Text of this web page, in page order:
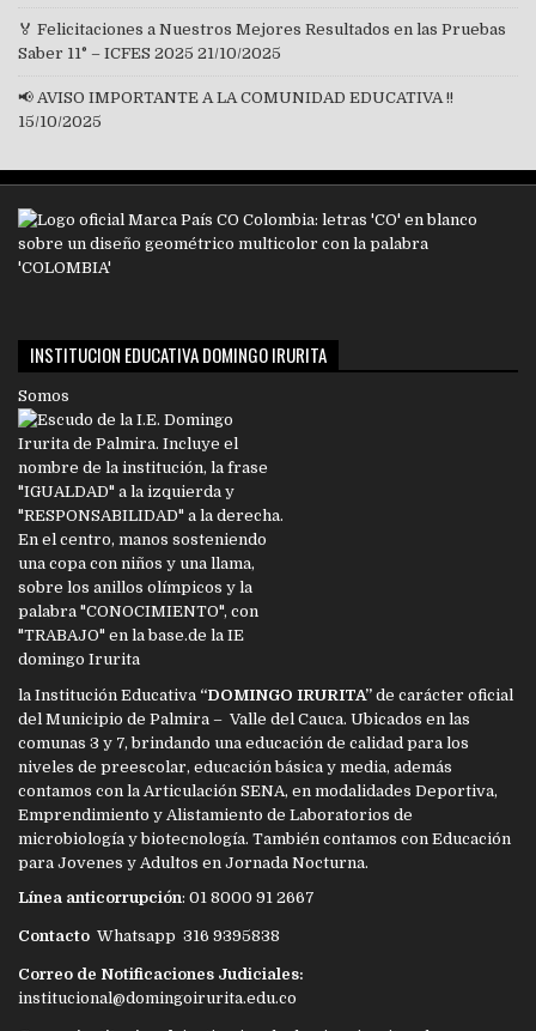
🏅 Felicitaciones a Nuestros Mejores Resultados en las Pruebas
Saber 11° – ICFES 2025 21/10/2025
📢 AVISO IMPORTANTE A LA COMUNIDAD EDUCATIVA !!
15/10/2025
INSTITUCION EDUCATIVA DOMINGO IRURITA
Somos
la Institución Educativa “DOMINGO IRURITA” de carácter oficial
del Municipio de Palmira – Valle del Cauca. Ubicados en las
comunas 3 y 7, brindando una educación de calidad para los
niveles de preescolar, educación básica y media, además
contamos con la Articulación SENA, en modalidades Deportiva,
Emprendimiento y Alistamiento de Laboratorios de
microbiología y biotecnología. También contamos con Educación
para Jovenes y Adultos en Jornada Nocturna.
Línea anticorrupción: 01 8000 91 2667
Contacto Whatsapp 316 9395838
Correo de Notificaciones Judiciales:
institucional@domingoirurita.edu.co